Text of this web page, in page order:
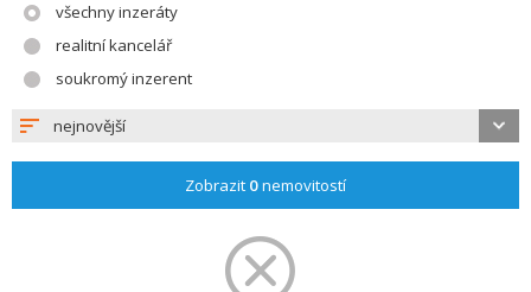
všechny inzeráty
realitní kancelář
soukromý inzerent
nejnovější
Zobrazit 0nemovitostí